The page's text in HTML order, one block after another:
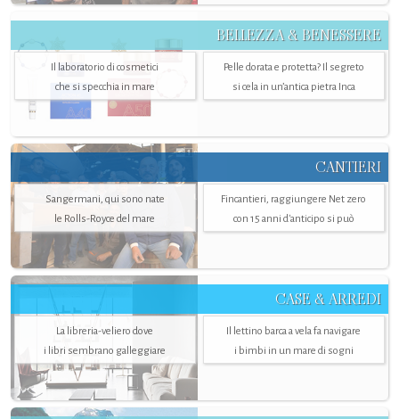
BELLEZZA & BENESSERE
Il laboratorio di cosmetici
che si specchia in mare
Pelle dorata e protetta? Il segreto
si cela in un’antica pietra Inca
CANTIERI
Sangermani, qui sono nate
le Rolls-Royce del mare
Fincantieri, raggiungere Net zero
con 15 anni d'anticipo si può
CASE & ARREDI
La libreria-veliero dove
i libri sembrano galleggiare
Il lettino barca a vela fa navigare
i bimbi in un mare di sogni